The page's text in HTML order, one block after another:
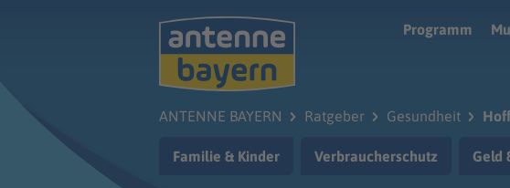
Programm
ANTENNE BAYERN Ratgeber Gesundheit
Familie & Kinder Verbraucherschutz Geld